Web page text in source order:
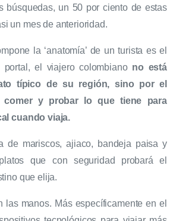
búsquedas, un 50 por ciento de estas
un mes de anterioridad.
la ‘anatomía’ de un turista es el
portal, el viajero colombianono está
típico de su región, sino por el
comer y probar lo que tiene para
cuando viaja.
de mariscos, ajiaco, bandeja paisa y
que con seguridad probará el
que elija.
las manos. Más específicamente en el